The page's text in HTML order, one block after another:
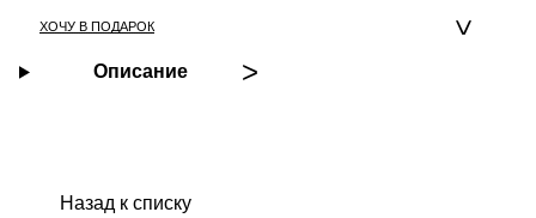
ХОЧУ В ПОДАРОК
Описание
Назад к списку